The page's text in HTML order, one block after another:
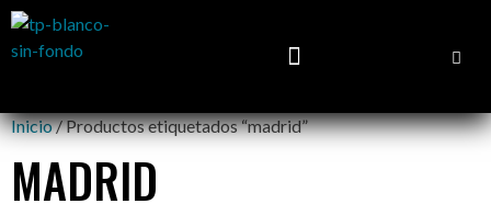
Inicio/ Productos etiquetados “madrid”
MADRID